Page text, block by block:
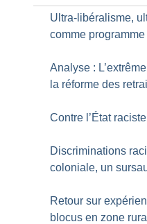
Ultra-libéralisme,
comme programme
Analyse :
la réforme des
Contre l’État
Discriminations
coloniale, un
Retour sur
blocus en zone